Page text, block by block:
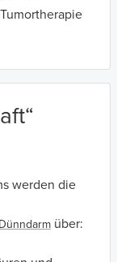
werden die
Dünndarm über: